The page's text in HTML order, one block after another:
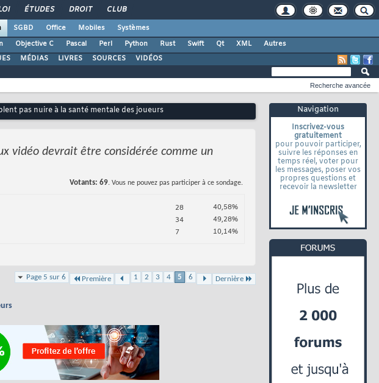
ÉTUDES DROIT CLUB
SGBD Office Mobiles
Systèmes
Objective C Pascal Perl Python Rust Swift Qt XML
Autres
MÉDIAS LIVRES SOURCES VIDÉOS
Navigation
Inscrivez-vous
gratuitement
pour pouvoir participer,
suivre les réponses en
temps réel, voter pour
les messages, poser vos
propres questions et
recevoir la newsletter
Recherche avancée
pas nuire à la santé mentale des joueurs
vidéo devrait être considérée comme un
Votants 69. Vous ne pouvez pas participer à ce sondage.
28 40,58%
34 49,28%
7 10,14%
Page 5 sur 6 Première 1 2 3 4 5 6 Dernière